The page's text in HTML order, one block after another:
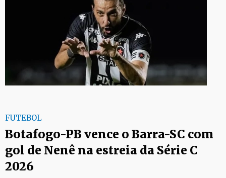
FUTEBOL
Botafogo-PB vence o Barra-SC com
gol de Nenê na estreia da Série C
2026